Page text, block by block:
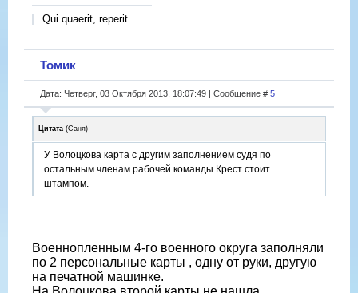
Qui quaerit, reperit
Томик
Дата: Четверг, 03 Октября 2013, 18:07:49 | Сообщение # 5
Цитата (Саня)
У Волоцкова карта с другим заполнением судя по
остальным членам рабочей команды.Крест стоит
штампом.
Военнопленным 4-го военного округа заполняли
по 2 персональные карты , одну от руки, другую
на печатной машинке.